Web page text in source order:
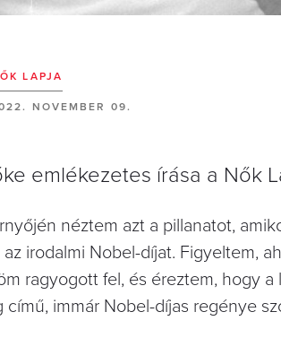
LAPJA
NOVEMBER 09.
emlékezetes írása a Nők
néztem azt a pillanatot,
irodalmi Nobel-díjat. Figyeltem,
ragyogott fel, és éreztem, hogy
című, immár Nobel-díjas regénye